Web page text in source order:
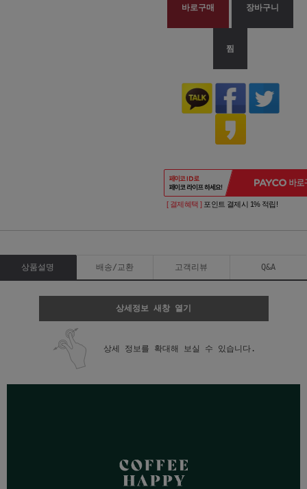
바로구매 장바구니
찜
[ 결제혜택 ] 포인트 결제시 1% 적립!
상품설명 배송/교환 고객리뷰 Q&A
상세정보 새창 열기
상세 정보를 확대해 보실 수 있습니다.